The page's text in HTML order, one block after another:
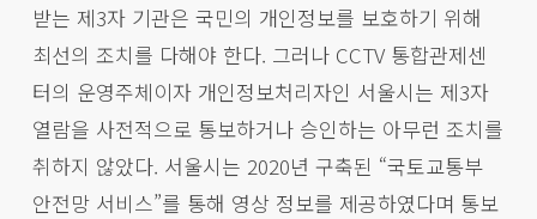
받는 제3자 기관은 국민의 개인정보를 보호하기 위해
최선의 조치를 다해야 한다. 그러나 CCTV 통합관제센
터의 운영주체이자 개인정보처리자인 서울시는 제3자
열람을 사전적으로 통보하거나 승인하는 아무런 조치를
취하지 않았다. 서울시는 2020년 구축된 “국토교통부
안전망 서비스”를 통해 영상 정보를 제공하였다며 통보